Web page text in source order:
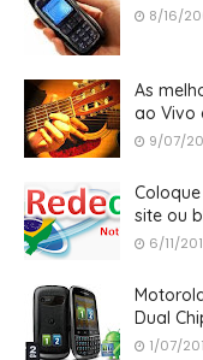
8/16/
As
ao Vivo
9/07/
site ou
6/11/
Dual
1/07/